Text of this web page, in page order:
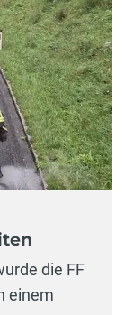
die FF
einem